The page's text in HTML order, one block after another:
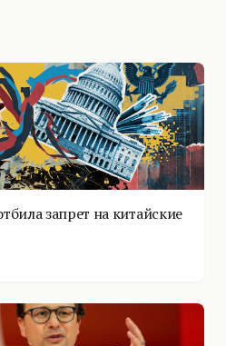
запрет на китайские